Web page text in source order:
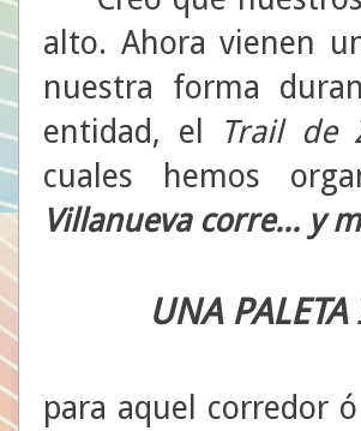
alto. Ahora vienen
nuestra forma
entidad, el
Trail de
cuales hemos
Villanueva corre... y
UNA
para aquel corredor